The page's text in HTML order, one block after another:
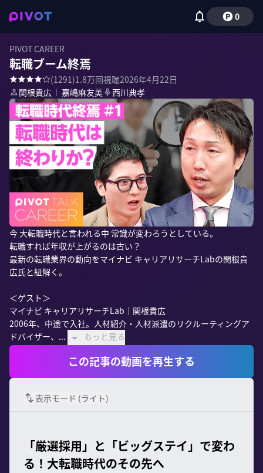
0
PIVOT CAREER
転職ブーム終焉
(1291)1.8万回視聴2026年4月22日
関根貴広 ｜ 嘉嶋麻友美 西川典孝
今 大転職時代と言われる中 常識が変わろうとしている。
転職すれば年収が上がるのは古い？
最新の転職業界の動向をマイナビ キャリアリサーチLabの関根貴
広氏と紐解く。
＜ゲスト＞
マイナビ キャリアリサーチLab｜関根貴広
2006年、中途で入社。人材紹介・人材派遣のリクルーティングア
ドバイザー、...
もっと見る
この記事の動画を再生する
表示モード (ライト)
「厳選採用」と「ビッグステイ」で変わ
る！大転職時代のその先へ